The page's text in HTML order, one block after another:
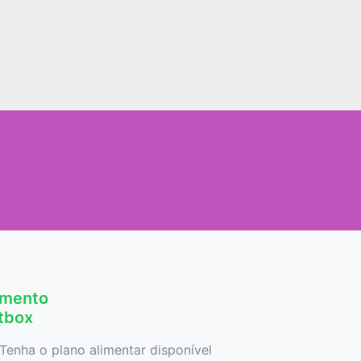
o plano alimentar disponível